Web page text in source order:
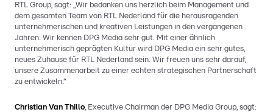
RTL Group, sagt: „Wir bedanken uns herzlich beim Management und
dem gesamten Team von RTL Nederland für die herausragenden
unternehmerischen und kreativen Leistungen in den vergangenen
Jahren. Wir kennen DPG Media sehr gut. Mit einer ähnlich
unternehmerisch geprägten Kultur wird DPG Media ein sehr gutes,
neues Zuhause für RTL Nederland sein. Wir freuen uns sehr darauf,
unsere Zusammenarbeit zu einer echten strategischen Partnerschaft
zu entwickeln.“
Christian Van Thillo, Executive Chairman der DPG Media Group, sagt: